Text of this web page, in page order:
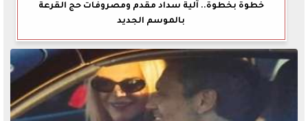
خطوة بخطوة.. آلية سداد مقدم ومصروفات حج القرعة
بالموسم الجديد